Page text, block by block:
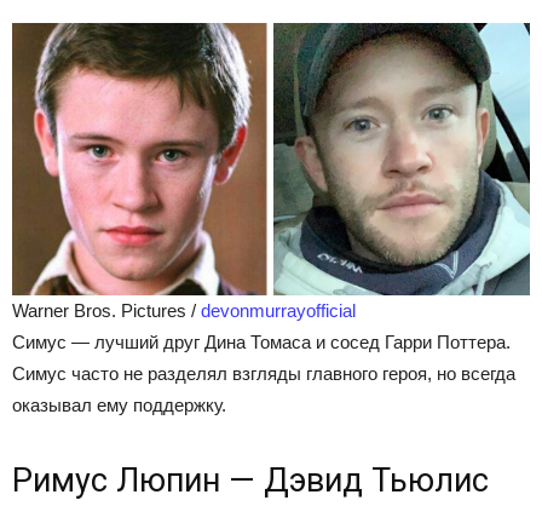
Warner Bros. Pictures / devonmurrayofficial
Симус — лучший друг Дина Томаса и сосед Гарри Поттера.
Симус часто не разделял взгляды главного героя, но всегда
оказывал ему поддержку.
Римус Люпин — Дэвид Тьюлис